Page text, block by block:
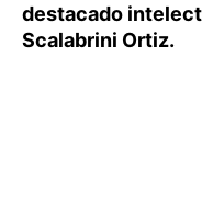
destacado
Scalabrini Ortiz.